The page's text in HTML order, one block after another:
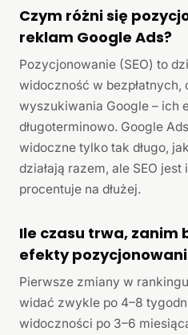
Czym różni się
reklam Google Ads?
Pozycjonowanie (SEO) to
widoczność w
wyszukiwania Google – ich
długoterminowo. Google
widoczne tylko tak długo,
działają razem, ale SEO
procentuje na dłużej.
Ile czasu trwa, zanim
efekty
Pierwsze zmiany w
widać zwykle po 4–8
widoczności po 3–6